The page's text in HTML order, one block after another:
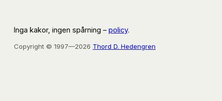
Inga kakor, ingen spårning – policy.
Copyright © 1997—2026 Thord D. Hedengren